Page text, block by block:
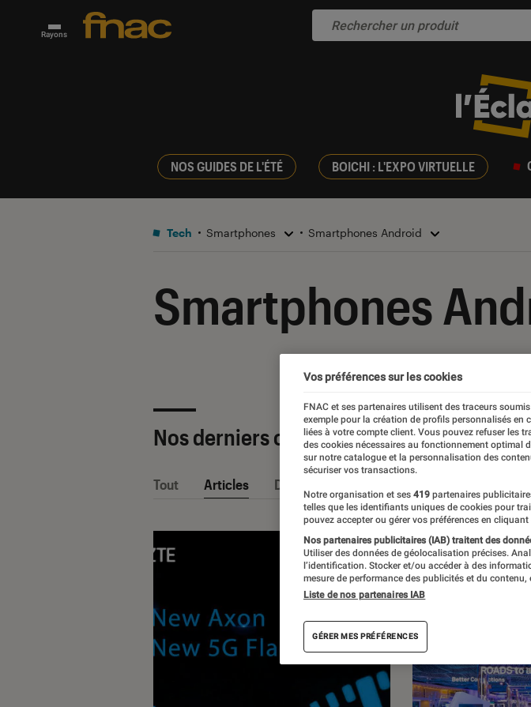
Rayons
NOS GUIDES DE L'ÉTÉ BOICHI : L'EXPO VIRTUELLE
Tech Smartphones Smartphones Android
Smartphones
Nos derniers contenus
Tout Articles Dossiers
Vos préférences sur les cookies
FNAC et ses partenaires utilisent des traceurs
exemple pour la création de profils personnalisés
liées à votre compte client. Vous pouvez refuser les
des cookies nécessaires au fonctionnement optimal
sur notre catalogue et la personnalisation des
sécuriser vos transactions.
Notre organisation et ses 419 partenaires
telles que les identifiants uniques de cookies pour
pouvez accepter ou gérer vos préférences en
Nos partenaires publicitaires (IAB) traitent des
Utiliser des données de géolocalisation précises.
l’identification. Stocker et/ou accéder à des
mesure de performance des publicités et du contenu,
Liste de nos partenaires IAB
GÉRER MES PRÉFÉRENCES